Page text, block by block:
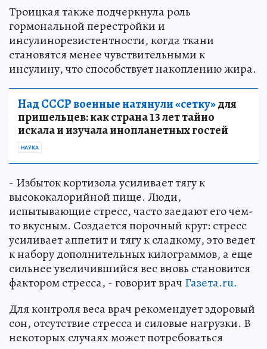
Троицкая также подчеркнула роль
гормональной перестройки и
инсулинорезистентности, когда ткани
становятся менее чувствительными к
инсулину, что способствует накоплению жира.
Над СССР военные натянули «сетку»для
пришельцев: как страна 13 лет тайно
искала и изучала инопланетных гостей
НАУКА
- Избыток кортизола усиливает тягу к
высококалорийной пище. Люди,
испытывающие стресс, часто заедают его чем-
то вкусным. Создается порочный круг: стресс
усиливает аппетит и тягу к сладкому, это ведет
к набору дополнительных килограммов, а еще
сильнее увеличившийся вес вновь становится
фактором стресса, - говорит врач Газета.ru.
Для контроля веса врач рекомендует здоровый
сон, отсутствие стресса и силовые нагрузки. В
некоторых случаях может потребоваться